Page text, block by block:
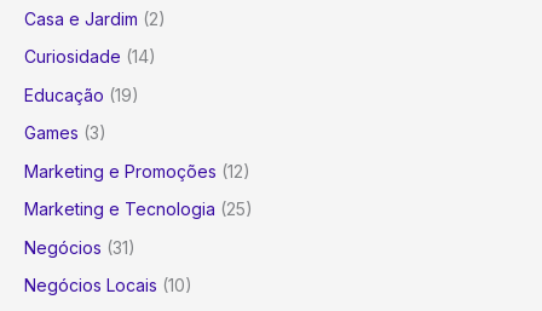
Casa e Jardim (2)
Curiosidade (14)
Educação (19)
Games (3)
Marketing e Promoções (12)
Marketing e Tecnologia (25)
Negócios (31)
Negócios Locais (10)